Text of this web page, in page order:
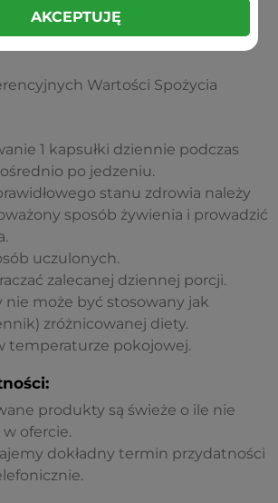
kapsułka) zawiera:
- 2000 j.m. - 1000%
Wartości Spożycia
1 kapsułki dziennie podczas
po jedzeniu.
stanu zdrowia należy
sposób żywienia i prowadzić
uczulonych.
zalecanej dziennej porcji.
może być stosowany jak
zróżnicowanej diety.
temperaturze pokojowej.
produkty są świeże o ile nie
ofercie.
dokładny termin przydatności
AKCEPTUJĘ